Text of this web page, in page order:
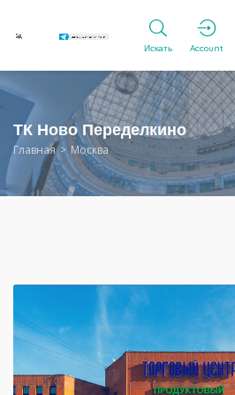
Искать Account
ТК Ново Переделкино
Главная Москва